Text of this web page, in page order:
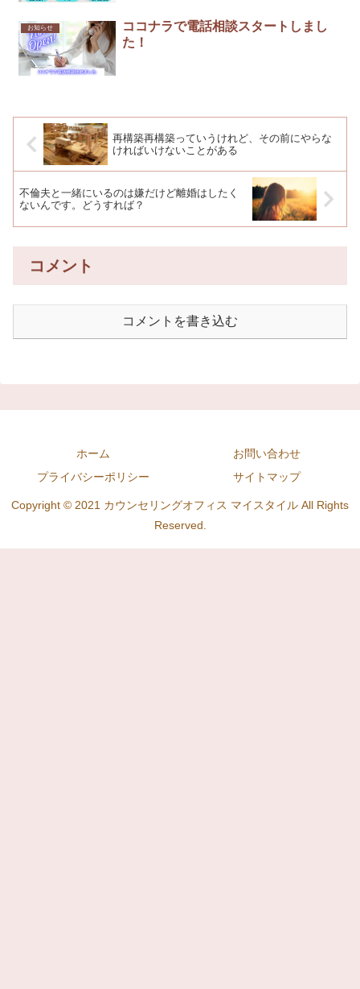
お知らせ
ココナラで電話相談スタートしまし
た！
再構築再構築っていうけれど、その前にやらな
ければいけないことがある
不倫夫と一緒にいるのは嫌だけど離婚はしたく
ないんです。どうすれば？
コメント
コメントを書き込む
ホーム
お問い合わせ
プライバシーポリシー
サイトマップ
Copyright © 2021 カウンセリングオフィス マイスタイル All Rights
Reserved.